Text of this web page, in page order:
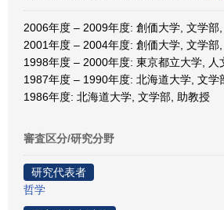
2006年度 – 2009年度: 創価大学, 文学部
2001年度 – 2004年度: 創価大学, 文学部
1998年度 – 2000年度: 東京都立大学, 人
1987年度 – 1990年度: 北海道大学, 文学
1986年度: 北海道大学, 文学部, 助教授
審査区分/研究分野
研究代表者
哲学